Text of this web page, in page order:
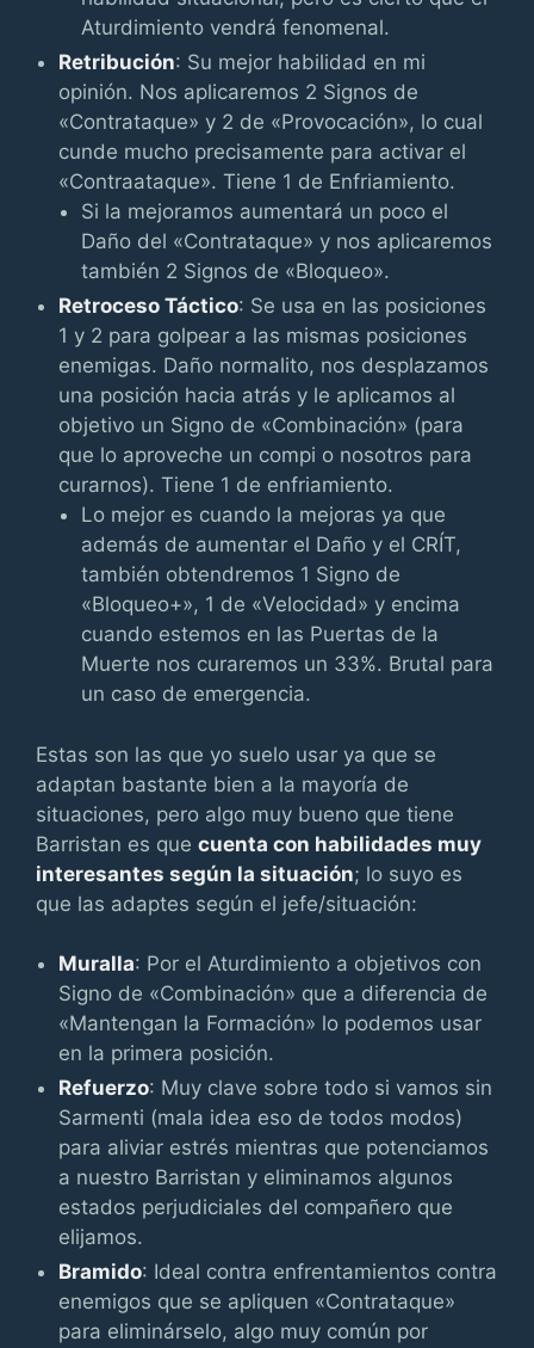
Aturdimiento vendrá fenomenal.
Retribución: Su mejor habilidad en mi
opinión. Nos aplicaremos 2 Signos de
«Contrataque» y 2 de «Provocación», lo cual
cunde mucho precisamente para activar el
«Contraataque». Tiene 1 de Enfriamiento.
Si la mejoramos aumentará un poco el
Daño del «Contrataque» y nos aplicaremos
también 2 Signos de «Bloqueo».
Retroceso Táctico: Se usa en las posiciones
1 y 2 para golpear a las mismas posiciones
enemigas. Daño normalito, nos desplazamos
una posición hacia atrás y le aplicamos al
objetivo un Signo de «Combinación» (para
que lo aproveche un compi o nosotros para
curarnos). Tiene 1 de enfriamiento.
Lo mejor es cuando la mejoras ya que
además de aumentar el Daño y el CRÍT,
también obtendremos 1 Signo de
«Bloqueo+», 1 de «Velocidad» y encima
cuando estemos en las Puertas de la
Muerte nos curaremos un 33%. Brutal para
un caso de emergencia.
Estas son las que yo suelo usar ya que se
adaptan bastante bien a la mayoría de
situaciones, pero algo muy bueno que tiene
Barristan es que cuenta con habilidades muy
interesantes según la situación; lo suyo es
que las adaptes según el jefe/situación:
Muralla: Por el Aturdimiento a objetivos con
Signo de «Combinación» que a diferencia de
«Mantengan la Formación» lo podemos usar
en la primera posición.
Refuerzo: Muy clave sobre todo si vamos sin
Sarmenti (mala idea eso de todos modos)
para aliviar estrés mientras que potenciamos
a nuestro Barristan y eliminamos algunos
estados perjudiciales del compañero que
elijamos.
Bramido: Ideal contra enfrentamientos contra
enemigos que se apliquen «Contrataque»
para eliminárselo, algo muy común por